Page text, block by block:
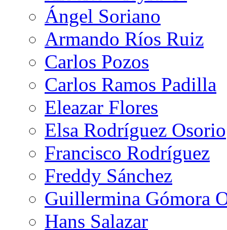
Ángel Soriano
Armando Ríos Ruiz
Carlos Pozos
Carlos Ramos Padilla
Eleazar Flores
Elsa Rodríguez Osorio
Francisco Rodríguez
Freddy Sánchez
Guillermina Gómora
Hans Salazar